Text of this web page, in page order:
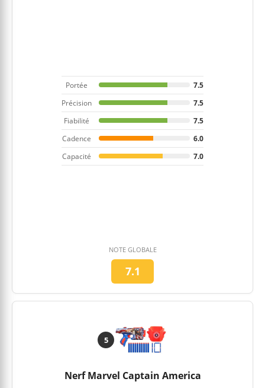
Portée
7.5
Précision
7.5
Fiabilité
7.5
Cadence
6.0
Capacité
7.0
NOTE GLOBALE
7.1
5
Nerf Marvel Captain America